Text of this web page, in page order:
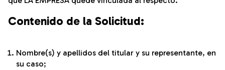
Contenido de la Solicitud:
Nombre(s) y apellidos del titular y su representante, en
su caso;